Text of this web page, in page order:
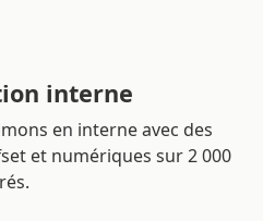
interne
en interne avec des
et numériques sur 2 000